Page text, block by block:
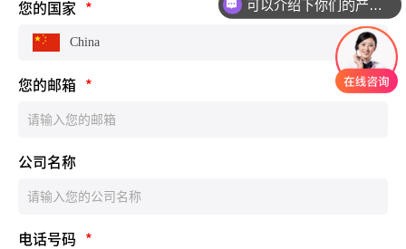
您的国家 *
China
您的邮箱 *
公司名称
电话号码 *